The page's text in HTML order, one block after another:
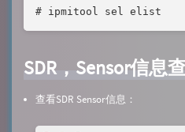
# ipmitool sel elist
SDR，Sensor信息
查看SDR Sensor信息：